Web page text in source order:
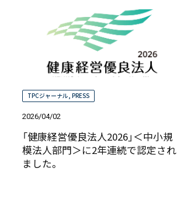
TPCジャーナル, PRESS
2026/04/02
「健康経営優良法人2026」＜中小規
模法人部門＞に2年連続で認定され
ました。